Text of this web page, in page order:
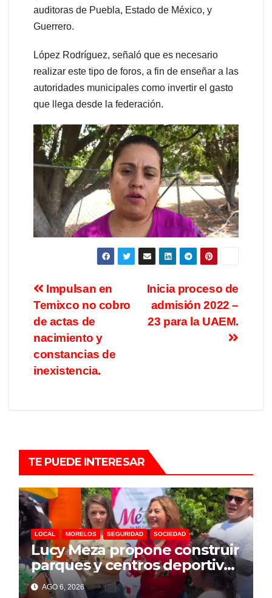
auditoras de Puebla, Estado de México, y
Guerrero.
López Rodríguez, señaló que es necesario
realizar este tipo de foros, a fin de enseñar a las
autoridades municipales como invertir el gasto
que llega desde la federación.
Inicia proceso de
admisión 2022 –
23 para la UAEM.
Impulsan en
Temixco no cobro
de actas de
nacimiento y
constancias de
inexistencia.
TE PUEDE INTERESAR
LOCAL MORELOS SEGURIDAD SOCIEDAD
Lucy Meza propone construir
parques y centros deportivos
para prevenir violencia y
AGO 6, 2026